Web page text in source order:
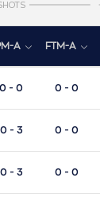
A FTM-A
0 - 0 0 - 0
0 - 3 0 - 0
0 - 3 0 - 0